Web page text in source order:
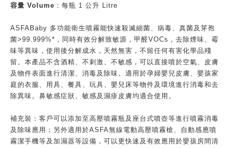
容量 Volume ：每瓶 1 公升 Litre
ASFABaby 多功能衛生噴霧能快速殺滅細菌、病毒、真菌及芽孢
菌>99.999%*，同時有效分解致敏源，甲醛VOCs，去除煙味、霉
味等異味，使用後分解成水，天然無害，不留任何有害化學品殘
留。本產品不含酒精、不刺激、不敏感，可以直接噴於空氣、皮膚
及物件表面進行清潔、消毒及除味。適用於孕婦嬰兒皮膚、嬰孩家
庭的衣服、用具、餐具、玩具、嬰兒床等物件及環境進行消毒和去
除異味。鼻敏感症狀、敏感及濕疹皮膚均適合使用。
補充裝：客戶可以添加至高壓噴霧瓶及座台式噴壺等進行噴霧消毒
及除味應用；另外適用於ASFA無線電動高壓噴霧槍、自動感應噴
霧潔手機等及加濕器等設備，可以更快速及有效應用於嬰孩房間清